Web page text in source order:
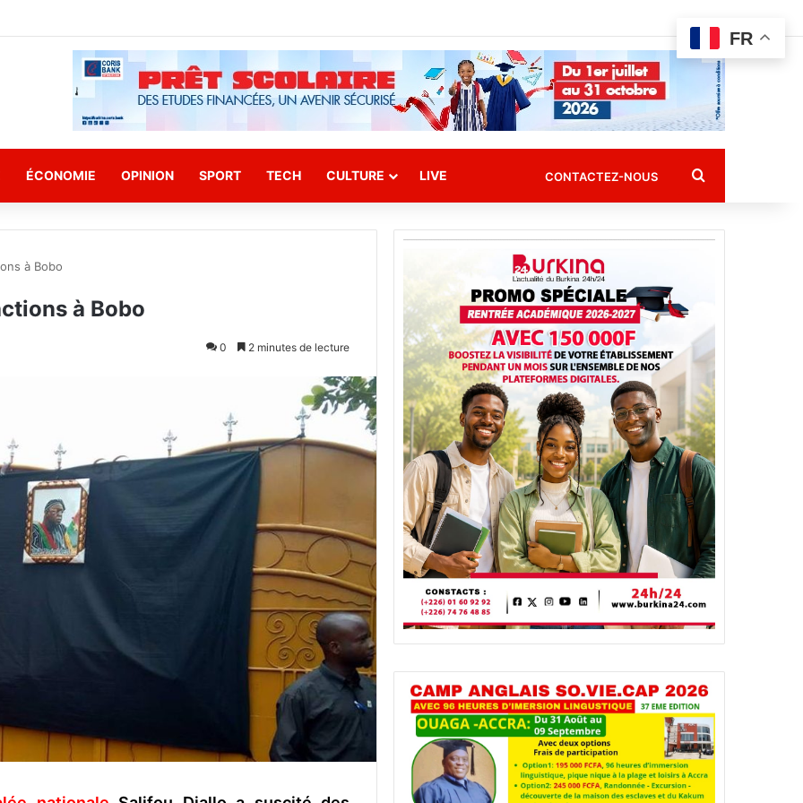
ÉCONOMIE OPINION SPORT TECH CULTURE LIVE CONTACTEZ-NOUS Rechercher
à Bobo
à Bobo
0 2 minutes de lecture
FR